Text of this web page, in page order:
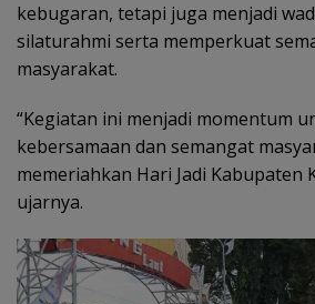
kebugaran, tetapi juga menjadi
silaturahmi serta memperkuat
masyarakat.
“Kegiatan ini menjadi momentum
kebersamaan dan semangat
memeriahkan Hari Jadi Kabupaten
ujarnya.